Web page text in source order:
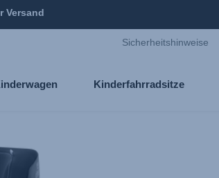
Versand
Sicherheitshinweise
Kinderfahrradsitze